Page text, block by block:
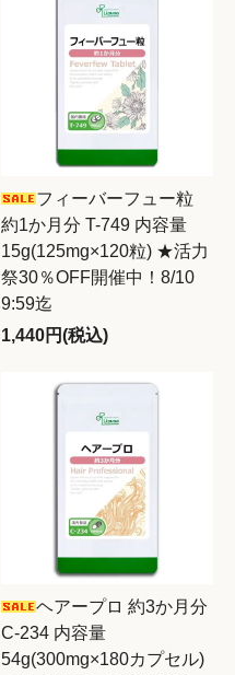
フィーバーフュー粒
約1か月分 T-749 内容量
15g(125mg×120粒) ★活力
祭30％OFF開催中！8/10
9:59迄
1,440円(税込)
ヘアープロ 約3か月分
C-234 内容量
54g(300mg×180カプセル)